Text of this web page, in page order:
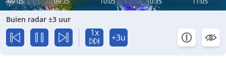
Buien radar ±3 uur
1x +3u